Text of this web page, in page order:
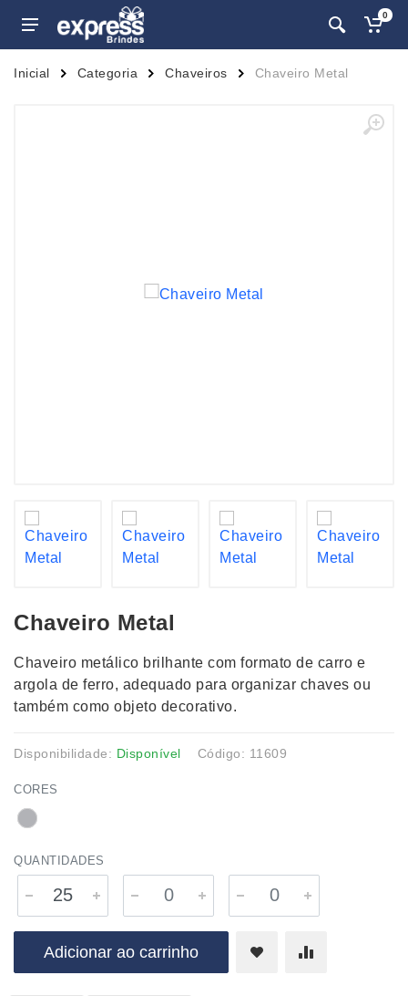
0
Inicial Categoria Chaveiros Chaveiro Metal
Chaveiro Metal
Chaveiro metálico brilhante com formato de carro e
argola de ferro, adequado para organizar chaves ou
também como objeto decorativo.
Disponibilidade: Disponível Código: 11609
CORES
QUANTIDADES
Adicionar ao carrinho